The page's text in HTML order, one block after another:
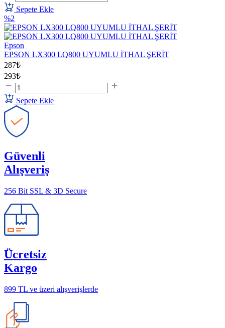
Sepete Ekle
%2
Epson
EPSON LX300 LQ800 UYUMLU İTHAL ŞERİT
287₺
293₺
Sepete Ekle
Güvenli
Alışveriş
256 Bit SSL & 3D Secure
Ücretsiz
Kargo
899 TL ve üzeri alışverişlerde